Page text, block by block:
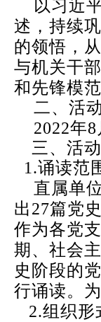
以习近
述，持续
的领悟，
与机关干
和先锋模
二、活
2022年
三、活
1.诵读范
直属单
出27篇党
作为各党
期、社会
史阶段的
行诵读。
2.组织形